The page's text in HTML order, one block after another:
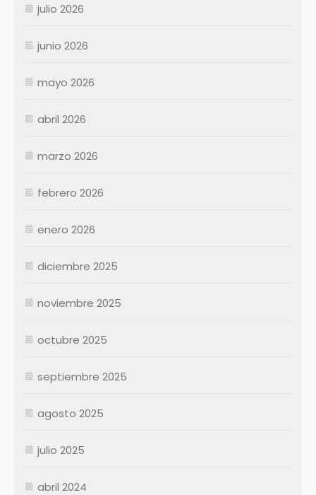
Enero
Marzo
Junio
Agosto
Noviembre
Resumen Permanentes
Junio
Agosto
Noviembre
Resumen Permanentes
julio 2026
junio 2026
mayo 2026
abril 2026
marzo 2026
febrero 2026
enero 2026
diciembre 2025
noviembre 2025
octubre 2025
septiembre 2025
agosto 2025
julio 2025
abril 2024